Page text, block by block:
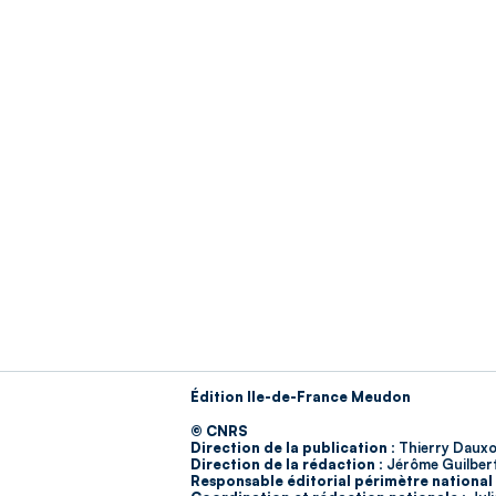
Édition Ile-de-France Meudon
© CNRS
Direction de la publication : Thierry
Direction de la rédaction : Jérôme
Responsable éditorial périmètre national